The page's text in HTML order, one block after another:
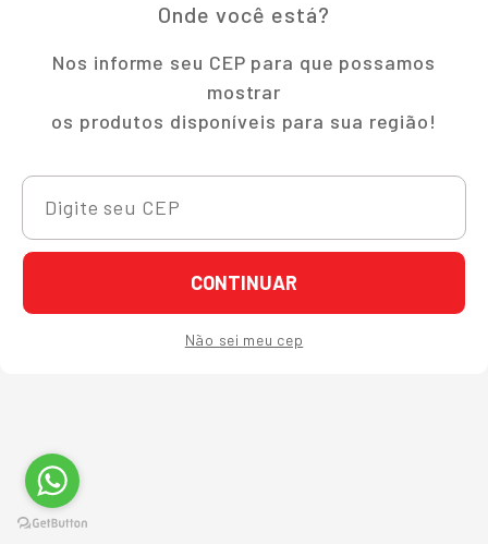
Onde você está?
Nos informe seu CEP para que possamos
mostrar
os produtos disponíveis para sua região!
CONTINUAR
Não sei meu cep